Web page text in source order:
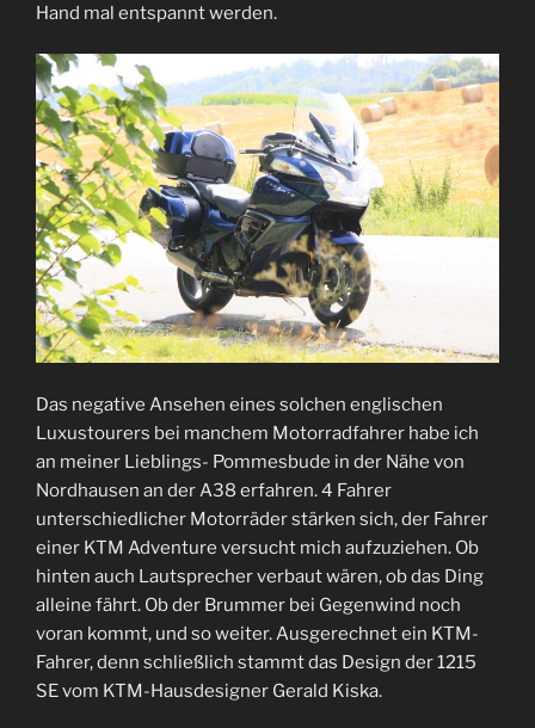
Hand mal entspannt werden.
Das negative Ansehen eines solchen englischen
Luxustourers bei manchem Motorradfahrer habe ich
an meiner Lieblings- Pommesbude in der Nähe von
Nordhausen an der A38 erfahren. 4 Fahrer
unterschiedlicher Motorräder stärken sich, der Fahrer
einer KTM Adventure versucht mich aufzuziehen. Ob
hinten auch Lautsprecher verbaut wären, ob das Ding
alleine fährt. Ob der Brummer bei Gegenwind noch
voran kommt, und so weiter. Ausgerechnet ein KTM-
Fahrer, denn schließlich stammt das Design der 1215
SE vom KTM-Hausdesigner Gerald Kiska.